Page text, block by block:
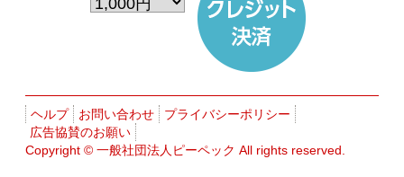
ヘルプ お問い合わせ
プライバシーポリシー
広告協賛のお願い
Copyright ©一般社団法人ピーペック All rights reserved.